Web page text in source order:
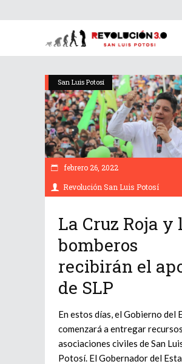
San Luis Potosí
febrero 26, 2022
Revolución San Luis Potosí
La Cruz Roja y
bomberos
recibirán el
de SLP
En estos días, el Gobierno del
comenzará a entregar
asociaciones civiles de San
Potosí. El Gobernador del